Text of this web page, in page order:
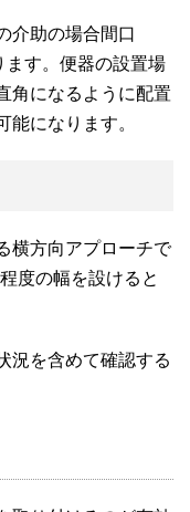
介助の場合間口
ます。便器の設置場
角になるように配置
になります。
横方向アプローチで
度の幅を設けると
況を含めて確認する